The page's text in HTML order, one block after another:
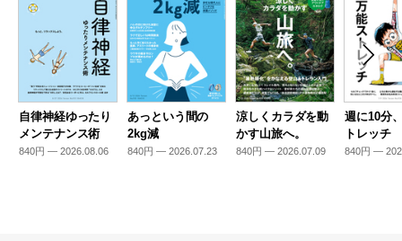
自律神経ゆったり
メンテナンス術
840円 — 2026.08.06
あっという間の
2kg減
840円 — 2026.07.23
涼しくカラダを動
かす山旅へ。
840円 — 2026.07.09
週に10分
トレッチ
840円 —